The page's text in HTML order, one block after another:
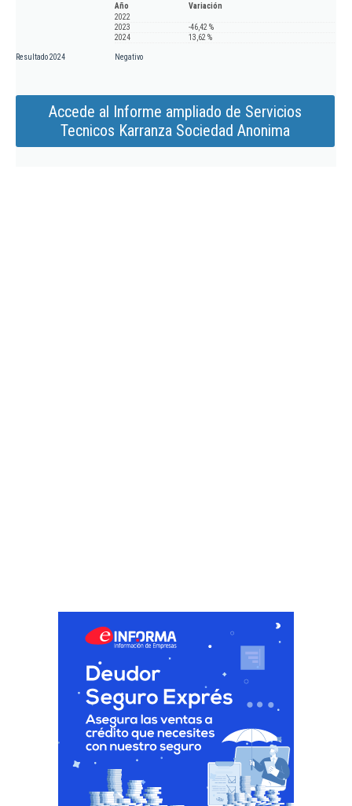
Año
Variación
2022
2023
-46,42 %
2024
13,62 %
Resultado 2024 Negativo
Accede al Informe ampliado de Servicios
Tecnicos Karranza Sociedad Anonima